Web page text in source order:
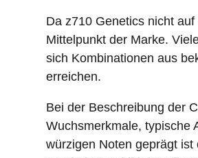
Da z710 Genetics nicht
Mittelpunkt der Marke.
sich Kombinationen aus
erreichen.
Bei der Beschreibung der
Wuchsmerkmale, typische
würzigen Noten geprägt